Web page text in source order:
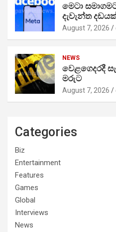
මෙටා
දැවැන්ත
August 7, 2026
NEWS
වෙළගෙදරදී
මරුට
August 7, 2026
Categories
Biz
Entertainment
Features
Games
Global
Interviews
News